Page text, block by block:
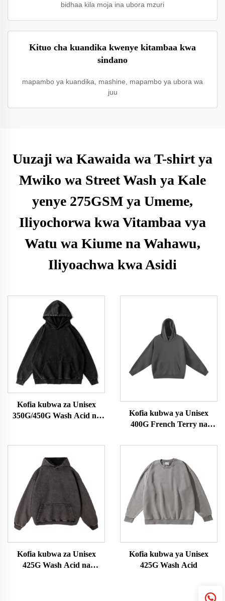
bidhaa kila moja ina ubora mzuri
Kituo cha kuandika kwenye kitambaa kwa
sindano
mapambo ya kuandika, mashine, mapambo ya ubora wa
juu
Uuzaji wa Kawaida wa T-shirt ya
Mwiko wa Street Wash ya Kale
yenye 275GSM ya Umeme,
Iliyochorwa kwa Vitambaa vya
Watu wa Kiume na Wahawu,
Iliyoachwa kwa Asidi
Kofia kubwa za Unisex
350G/450G Wash Acid na
Kofia kubwa ya Unisex
400G French Terry na
Kofia kubwa za Unisex
425G Wash Acid na
Kofia kubwa ya Unisex
425G Wash Acid